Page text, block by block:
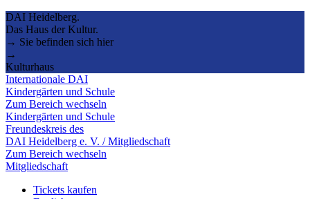
DAI Heidelberg.
Das Haus der Kultur.
→ Sie befinden sich hier
→
Kulturhaus
Internationale DAI
Kindergärten und Schule
Zum Bereich wechseln
Kindergärten und Schule
Freundeskreis des
DAI Heidelberg e. V. / Mitgliedschaft
Zum Bereich wechseln
Mitgliedschaft
Tickets kaufen